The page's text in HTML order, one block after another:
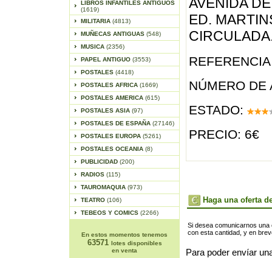
LIBROS INFANTILES ANTIGUOS
(1619)
MILITARIA (4813)
MUÑECAS ANTIGUAS (548)
MUSICA (2356)
PAPEL ANTIGUO (3553)
POSTALES (4418)
POSTALES AFRICA (1669)
POSTALES AMERICA (615)
POSTALES ASIA (97)
POSTALES DE ESPAÑA (27146)
POSTALES EUROPA (5261)
POSTALES OCEANIA (8)
PUBLICIDAD (200)
RADIOS (115)
TAUROMAQUIA (973)
TEATRO (106)
TEBEOS Y COMICS (2266)
En estos momentos tenemos
63571 lotes disponibles
en venta
ED.
NÚMERO DE
ESTADO:
PRECIO: 6€
Haga una oferta
Si desea comunicarnos
con esta cantidad, y en
Para poder envíar